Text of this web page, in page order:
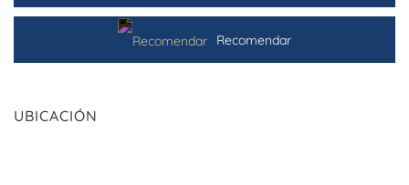
Recomendar
UBICACIÓN